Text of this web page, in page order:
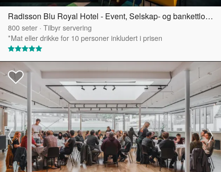
Radisson Blu Royal Hotel - Event, Selskap- og bankettlokaler
800seter · Tilbyr servering
*Mat eller drikke for 10 personer inkludert i prisen